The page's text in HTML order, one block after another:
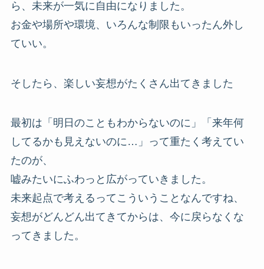
ら、未来が一気に自由になりました。
お金や場所や環境、いろんな制限もいったん外し
ていい。
そしたら、楽しい妄想がたくさん出てきました
最初は「明日のこともわからないのに」「来年何
してるかも見えないのに…」って重たく考えてい
たのが、
嘘みたいにふわっと広がっていきました。
未来起点で考えるってこういうことなんですね、
妄想がどんどん出てきてからは、今に戻らなくな
ってきました。